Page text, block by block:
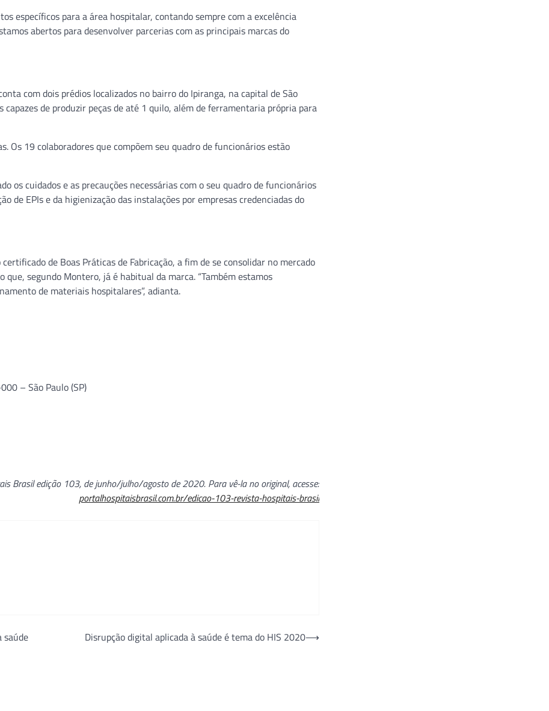
específicos para a área hospitalar, contando sempre com a excelência
abertos para desenvolver parcerias com as principais marcas do
com dois prédios localizados no bairro do Ipiranga, na capital de São
de produzir peças de até 1 quilo, além de ferramentaria própria para
Os 19 colaboradores que compõem seu quadro de funcionários estão
os cuidados e as precauções necessárias com o seu quadro de funcionários
de EPIs e da higienização das instalações por empresas credenciadas do
de Boas Práticas de Fabricação, a fim de se consolidar no mercado
segundo Montero, já é habitual da marca. “Também estamos
de materiais hospitalares”, adianta.
– São Paulo (SP)
Brasil edição 103, de junho/julho/agosto de 2020. Para vê-la no original, acesse:
portalhospitaisbrasil.com.br/edicao-103-revista-hospitais-brasil
saúde
Disrupção digital aplicada à saúde é tema do HIS 2020⟶